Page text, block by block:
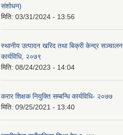
संशोधन)
मिति: 03/31/2024 - 13:56
स्थानीय उत्पादन खरिद तथा बिक्री केन्द्र सञ्चालन
कार्यविधि, २०७९
मिति: 08/24/2023 - 14:04
करार शिक्षक नियुक्ति सम्बन्धि कार्यविधि- २०७७
मिति: 09/25/2021 - 13:40